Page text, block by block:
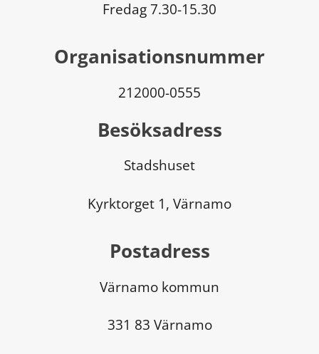
Fredag 7.30-15.30
Organisationsnummer
212000-0555
Besöksadress
Stadshuset
Kyrktorget 1, Värnamo
Postadress
Värnamo kommun
331 83 Värnamo